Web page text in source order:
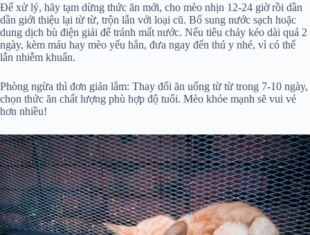
Để xử lý, hãy tạm dừng thức ăn mới, cho mèo nhịn 12-24 giờ rồi dần
dần giới thiệu lại từ từ, trộn lẫn với loại cũ. Bổ sung nước sạch hoặc
dung dịch bù điện giải để tránh mất nước. Nếu tiêu chảy kéo dài quá 2
ngày, kèm máu hay mèo yếu hẳn, đưa ngay đến thú y nhé, vì có thể
lẫn nhiễm khuẩn.
Phòng ngừa thì đơn giản lắm: Thay đổi ăn uống từ từ trong 7-10 ngày,
chọn thức ăn chất lượng phù hợp độ tuổi. Mèo khỏe mạnh sẽ vui vẻ
hơn nhiều!